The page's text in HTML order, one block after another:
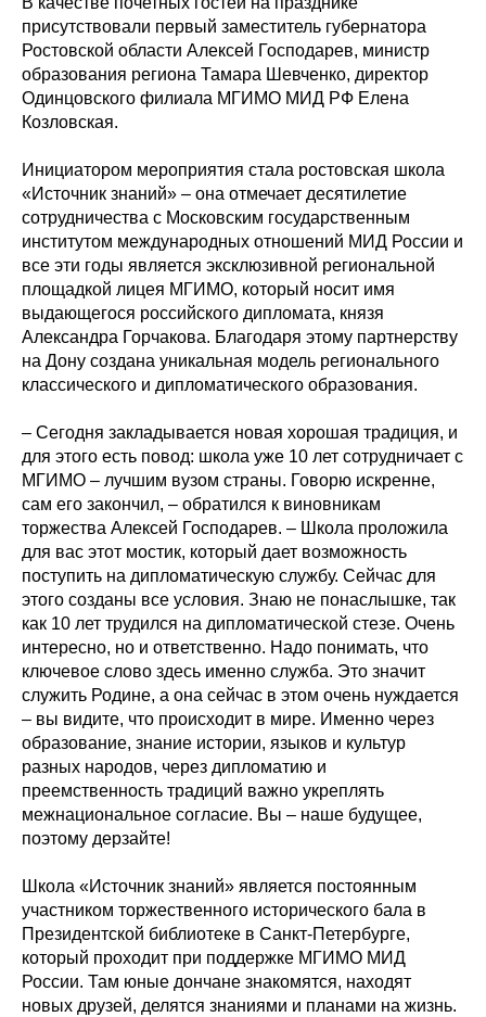
присутствовали первый заместитель губернатора
Ростовской области Алексей Господарев, министр
образования региона Тамара Шевченко, директор
Одинцовского филиала МГИМО МИД РФ Елена
Козловская.
Инициатором мероприятия стала ростовская школа
«Источник знаний» – она отмечает десятилетие
сотрудничества с Московским государственным
институтом международных отношений МИД России и
все эти годы является эксклюзивной региональной
площадкой лицея МГИМО, который носит имя
выдающегося российского дипломата, князя
Александра Горчакова. Благодаря этому партнерству
на Дону создана уникальная модель регионального
классического и дипломатического образования.
– Сегодня закладывается новая хорошая традиция, и
для этого есть повод: школа уже 10 лет сотрудничает с
МГИМО – лучшим вузом страны. Говорю искренне,
сам его закончил, – обратился к виновникам
торжества Алексей Господарев. – Школа проложила
для вас этот мостик, который дает возможность
поступить на дипломатическую службу. Сейчас для
этого созданы все условия. Знаю не понаслышке, так
как 10 лет трудился на дипломатической стезе. Очень
интересно, но и ответственно. Надо понимать, что
ключевое слово здесь именно служба. Это значит
служить Родине, а она сейчас в этом очень нуждается
– вы видите, что происходит в мире. Именно через
образование, знание истории, языков и культур
разных народов, через дипломатию и
преемственность традиций важно укреплять
межнациональное согласие. Вы – наше будущее,
поэтому дерзайте!
Школа «Источник знаний» является постоянным
участником торжественного исторического бала в
Президентской библиотеке в Санкт-Петербурге,
который проходит при поддержке МГИМО МИД
России. Там юные дончане знакомятся, находят
новых друзей, делятся знаниями и планами на жизнь.